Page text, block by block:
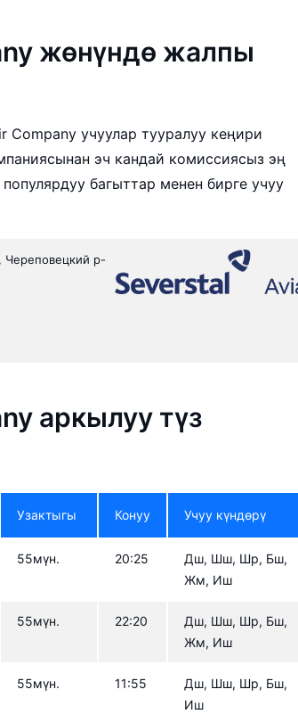
жөнүндө жалпы
учуулар тууралуу кеңири
эч кандай комиссиясыз эң
багыттар менен бирге учуу
Череповецкий р-
аркылуу түз
Узактыгы Конуу Учуу күндөрү
55мүн. 20:25
Дш, Шш, Шр, Бш,
Жм, Иш
55мүн. 22:20
Дш, Шш, Шр, Бш,
Жм, Иш
55мүн. 11:55
Дш, Шш, Шр, Бш,
Иш